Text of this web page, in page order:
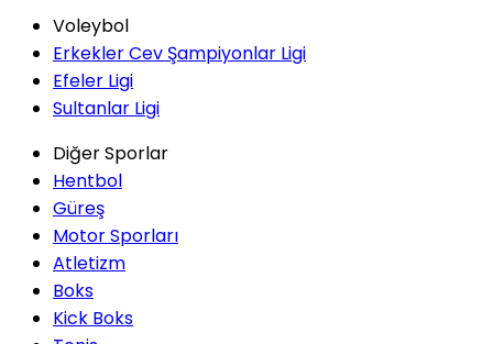
Voleybol
Erkekler Cev Şampiyonlar Ligi
Efeler Ligi
Sultanlar Ligi
Diğer Sporlar
Hentbol
Güreş
Motor Sporları
Atletizm
Boks
Kick Boks